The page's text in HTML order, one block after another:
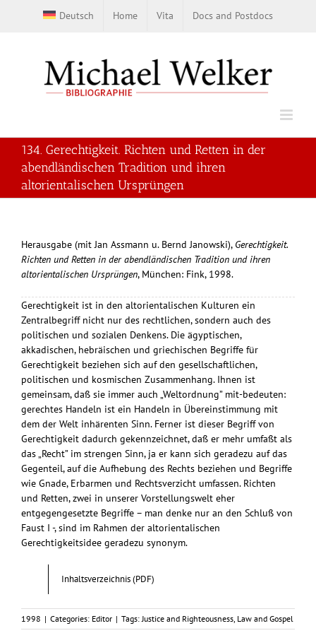
Deutsch Home Vita Docs and Postdocs
134. Gerechtigkeit. Richten und Retten in der
abendländischen Tradition und ihren
altorientalischen Ursprüngen
Herausgabe (mit Jan Assmann u. Bernd Janowski), Gerechtigkeit.
Richten und Retten in der abendländischen Tradition und ihren
altorientalischen Ursprüngen, München: Fink, 1998.
Gerechtigkeit ist in den altorientalischen Kulturen ein
Zentralbegriff nicht nur des rechtlichen, sondern auch des
politischen und sozialen Denkens. Die ägyptischen,
akkadischen, hebräischen und griechischen Begriffe für
Gerechtigkeit beziehen sich auf den gesellschaftlichen,
politischen und kosmischen Zusammenhang. Ihnen ist
gemeinsam, daß sie immer auch „Weltordnung” mit-bedeuten:
gerechtes Handeln ist ein Handeln in Übereinstimmung mit
dem der Welt inhärenten Sinn. Ferner ist dieser Begriff von
Gerechtigkeit dadurch gekennzeichnet, daß er mehr umfaßt als
das „Recht” im strengen Sinn, ja er kann sich geradezu auf das
Gegenteil, auf die Aufhebung des Rechts beziehen und Begriffe
wie Gnade, Erbarmen und Rechtsverzicht umfassen. Richten
und Retten, zwei in unserer Vorstellungswelt eher
entgegengesetzte Begriffe – man denke nur an den Schluß von
Faust I -, sind im Rahmen der altorientalischen
Gerechtigkeitsidee geradezu synonym.
Inhaltsverzeichnis (PDF)
1998 | Categories: Editor | Tags:Justice and Righteousness, Law and Gospel